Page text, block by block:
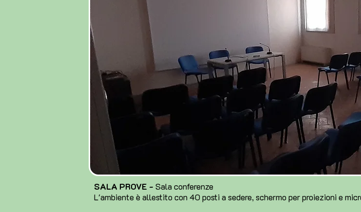
SALA PROVE - Sala conferenze
L'ambiente è allestito con 40 posti a sedere, schermo per proiezioni e